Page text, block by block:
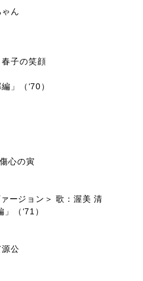
ん
子の笑顔
」（‘70）
心の寅
ージョン＞ 歌：渥美 清
（‘71）
公